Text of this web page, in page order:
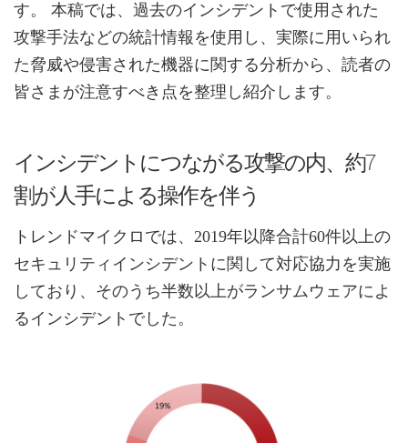
す。 本稿では、過去のインシデントで使用された
攻撃手法などの統計情報を使用し、実際に用いられ
た脅威や侵害された機器に関する分析から、読者の
皆さまが注意すべき点を整理し紹介します。
インシデントにつながる攻撃の内、約7
割が人手による操作を伴う
トレンドマイクロでは、2019年以降合計60件以上の
セキュリティインシデントに関して対応協力を実施
しており、そのうち半数以上がランサムウェアによ
るインシデントでした。